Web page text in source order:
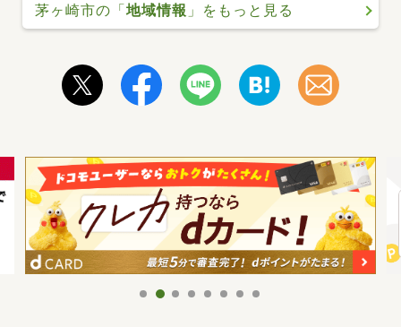
茅ヶ崎市の「地域情報 」をもっと見る